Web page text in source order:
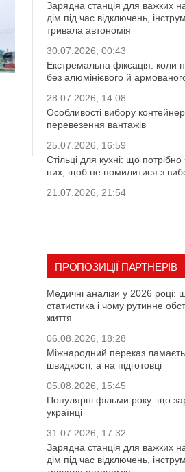
Зарядна станція для важких
дім під час відключень,
тривала автономія
30.07.2026, 00:43
Екстремальна фіксація: коли
без алюмінієвого й
28.07.2026, 14:08
Особливості вибору
перевезення вантажів
25.07.2026, 16:59
Стільці для кухні: що
них, щоб не помилитися з
21.07.2026, 21:54
ПРОПОЗИЦІЇ ПАРТНЕРІВ
Медичні аналізи у 2026 році:
статистика і чому рутинне
життя
06.08.2026, 18:28
Міжнародний переказ
швидкості, а на підготовці
05.08.2026, 15:45
Популярні фільми року: що
українці
31.07.2026, 17:32
Зарядна станція для важких
дім під час відключень,